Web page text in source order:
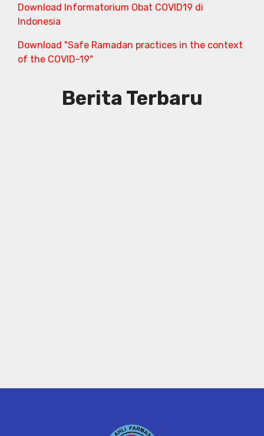
Download Informatorium Obat COVID19 di
Indonesia
Download "Safe Ramadan practices in the context
of the COVID-19"
Berita Terbaru